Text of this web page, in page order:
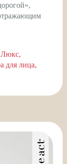
Люкс
для лица